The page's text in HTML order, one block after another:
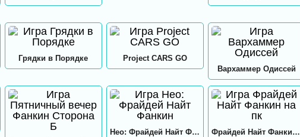
Грядки в Порядке
Project CARS GO
Вархаммер Одиссей
Нео: Фрайдей Найт Фанкин Фрайдей Найт Фанкин на пк